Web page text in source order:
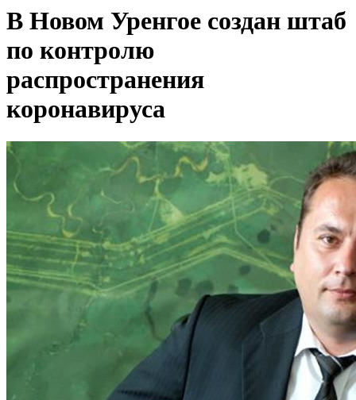
В Новом Уренгое создан штаб
по контролю
распространения
коронавируса